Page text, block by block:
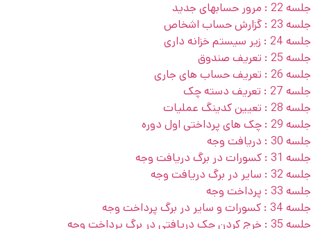
جلسه 22 : مرور حسابهای جدید
جلسه 23 : گزارش حساب اشخاص
جلسه 24 : زیر سیستم خزانه داری
جلسه 25 : تعریف صندوق
جلسه 26 : تعریف حساب های جاری
جلسه 27 : تعریف دسته چک
جلسه 28 : تعیین کدینگ عملیات
جلسه 29 : چک های پرداختی اول دوره
جلسه 30 : دریافت وجه
جلسه 31 : کسورات در برگ دریافت وجه
جلسه 32 : سایر در برگ دریافت وجه
جلسه 33 : پرداخت وجه
جلسه 34 : کسورات و سایر در برگ پرداخت وجه
جلسه 35 : خرج کردن چک دریافتی در برگ پرداخت وجه